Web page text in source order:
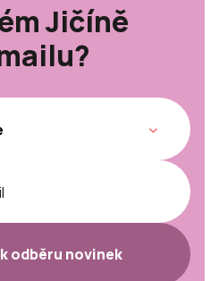
Jičíně
odběru novinek